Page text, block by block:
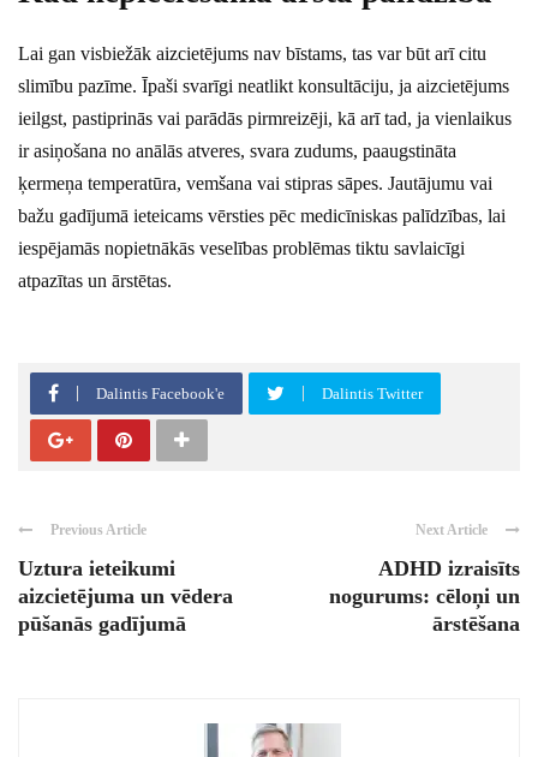
Lai gan visbiežāk aizcietējums nav bīstams, tas var būt arī citu
slimību pazīme. Īpaši svarīgi neatlikt konsultāciju, ja aizcietējums
ieilgst, pastiprinās vai parādās pirmreizēji, kā arī tad, ja vienlaikus
ir asiņošana no anālās atveres, svara zudums, paaugstināta
ķermeņa temperatūra, vemšana vai stipras sāpes. Jautājumu vai
bažu gadījumā ieteicams vērsties pēc medicīniskas palīdzības, lai
iespējamās nopietnākās veselības problēmas tiktu savlaicīgi
atpazītas un ārstētas.
Dalintis Facebook'e Dalintis Twitter
Previous Article
Uztura ieteikumi
aizcietējuma un vēdera
pūšanās gadījumā
Next Article
ADHD izraisīts
nogurums: cēloņi un
ārstēšana